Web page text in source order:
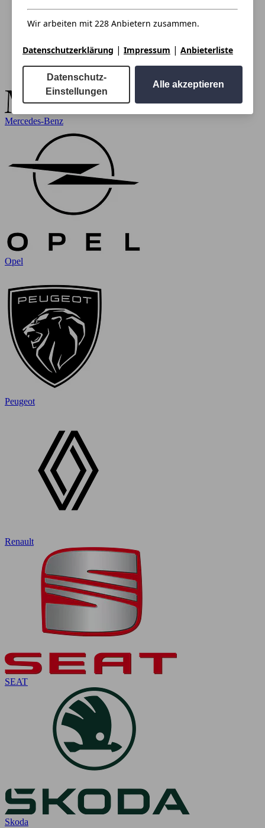
Mercedes-Benz
Opel
Peugeot
Renault
SEAT
Skoda
Wir arbeiten mit 228 Anbietern zusammen.
Datenschutzerklärung | Impressum | Anbieterliste
Datenschutz-
Einstellungen
Alle akzeptieren